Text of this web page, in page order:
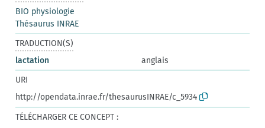
BIO physiologie
Thésaurus INRAE
TRADUCTION(S)
lactation
anglais
URI
http://opendata.inrae.fr/thesaurusINRAE/c_5934
TÉLÉCHARGER CE CONCEPT :